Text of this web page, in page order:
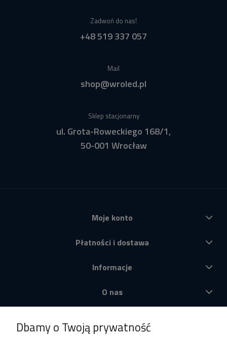
Zadwoń do nas!
+48 519 337 057
Mail
shop@wroled.pl
Sklep stacjonarny
ul. Grota-Roweckiego 168/1,
50-001 Wrocław
Moje konto
Płatności i dostawa
Informacje
O nas
Dbamy o Twoją prywatność